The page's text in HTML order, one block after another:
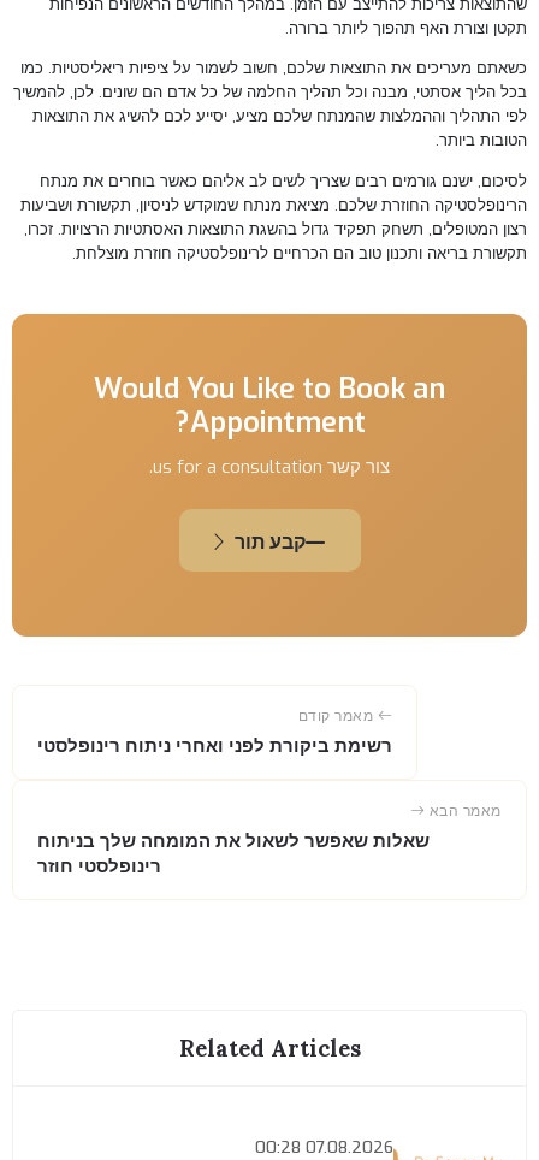
שהתוצאות צריכות להתייצב עם הזמן. במהלך החודשים הראשונים הנפיחות
תקטן וצורת האף תהפוך ליותר ברורה.
כשאתם מעריכים את התוצאות שלכם, חשוב לשמור על ציפיות ריאליסטיות. כמו
בכל הליך אסתטי, מבנה וכל תהליך החלמה של כל אדם הם שונים. לכן, להמשיך
לפי התהליך וההמלצות שהמנתח שלכם מציע, יסייע לכם להשיג את התוצאות
הטובות ביותר.
לסיכום, ישנם גורמים רבים שצריך לשים לב אליהם כאשר בוחרים את מנתח
הרינופלסטיקה החוזרת שלכם. מציאת מנתח שמוקדש לניסיון, תקשורת ושביעות
רצון המטופלים, תשחק תפקיד גדול בהשגת התוצאות האסתטיות הרצויות. זכרו,
תקשורת בריאה ותכנון טוב הם הכרחיים לרינופלסטיקה חוזרת מוצלחת.
Would You Like to Book an
Appointment?
צור קשר us for a consultation.
קבע תור
מאמר קודם
רשימת ביקורת לפני ואחרי ניתוח רינופלסטי
מאמר הבא
שאלות שאפשר לשאול את המומחה שלך בניתוח
רינופלסטי חוזר
Related Articles
07.08.2026 00:28